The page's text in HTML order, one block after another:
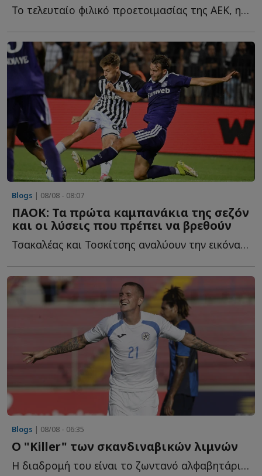
Το τελευταίο φιλικό προετοιμασίας της ΑΕΚ, η εικόνα κ...
Blogs | 08/08 - 08:07
ΠΑΟΚ: Τα πρώτα καμπανάκια της σεζόν
και οι λύσεις που πρέπει να βρεθούν
Τσακαλέας και Τοσκίτσης αναλύουν την εικόνα των "ασπρόμαυρων" α...
Blogs | 08/08 - 06:35
Ο "Killer" των σκανδιναβικών λιμνών
Η διαδρομή του είναι το ζωντανό αλφαβητάρι ενός ποδοσφαιρικού ν...